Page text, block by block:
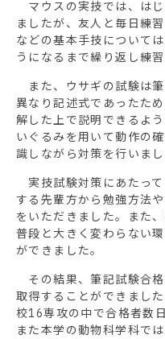
マウスの実技では、は
ましたが、友人と毎日練
などの基本手技について
うになるまで繰り返し練習
また、ウサギの試験は
異なり記述式であったた
解した上で説明できるよ
いぐるみを用いて動作の
識しながら対策を行いまし
実技試験対策にあたっ
する先輩方から勉強方法
をいただきました。また
普段と大きく変わらない
ができました。
その結果、筆記試験合
取得することができまし
校16専攻の中で合格者数
また本学の動物科学科で